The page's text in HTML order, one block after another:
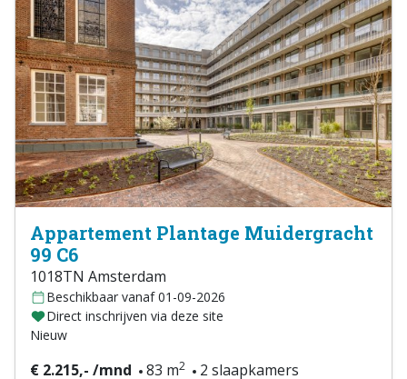
Appartement Plantage Muidergracht
99 C6
1018TN Amsterdam
Beschikbaar vanaf 01-09-2026
Direct inschrijven via deze site
Nieuw
€ 2.215,- /mnd 83 m2 2 slaapkamers